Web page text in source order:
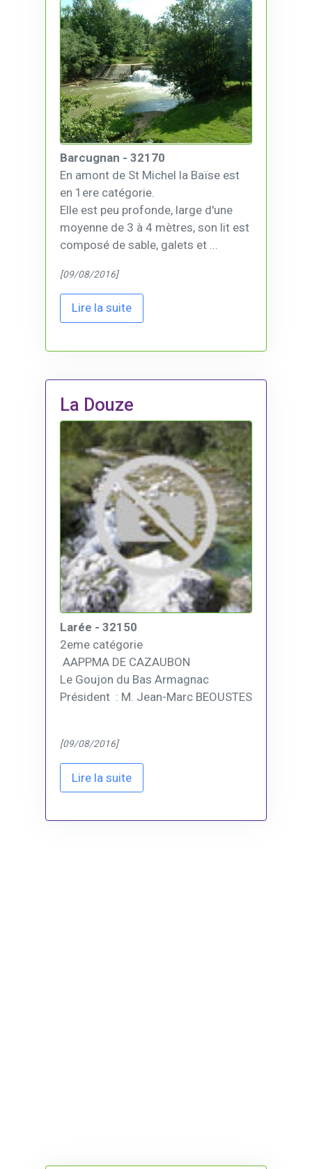
Barcugnan - 32170
En amont de St Michel la Baïse est
en 1ere catégorie.
Elle est peu profonde, large d'une
moyenne de 3 à 4 mètres, son lit est
composé de sable, galets et ...
[09/08/2016]
Lire la suite
La Douze
Larée - 32150
2eme catégorie
AAPPMA DE CAZAUBON
Le Goujon du Bas Armagnac
Président : M. Jean-Marc BEOUSTES
[09/08/2016]
Lire la suite